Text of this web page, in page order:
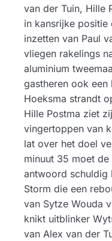
van der Tuin, Hille
in kansrijke positie
inzetten van Paul
vliegen rakelings
aluminium
gastheren ook een
Hoeksma strandt
Hille Postma ziet
vingertoppen van
lat over het doel
minuut 35 moet
antwoord schuldig
Storm die een
van Sytze Wouda
knikt uitblinker
van Alex van der